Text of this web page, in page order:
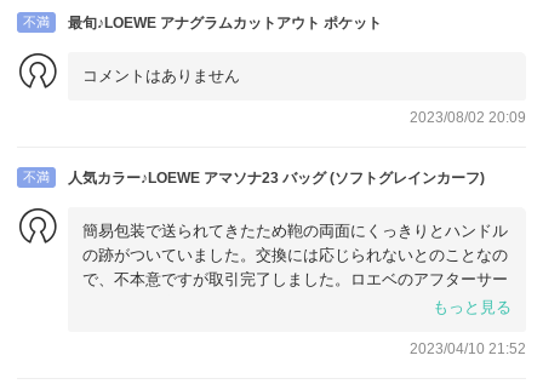
不満 最旬♪LOEWE アナグラムカットアウト ポケット
コメントはありません
2023/08/02 20:09
不満 人気カラー♪LOEWE アマソナ23 バッグ (ソフトグレインカーフ)
簡易包装で送られてきたため鞄の両面にくっきりとハンドル
の跡がついていました。交換には応じられないとのことなの
で、不本意ですが取引完了しました。ロエベのアフターサー
ビスでも対応できないと言われたので、今後購入される方の
もっと見る
2023/04/10 21:52